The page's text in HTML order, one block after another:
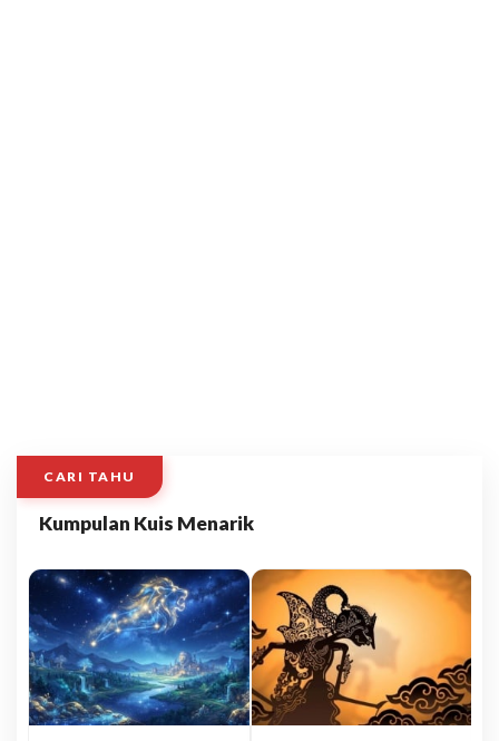
CARI TAHU
Kumpulan Kuis Menarik